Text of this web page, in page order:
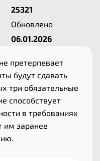
25321
Обновлено
06.01.2026
претерпевает
будут сдавать
три обязательные
способствует
в требованиях
им заранее